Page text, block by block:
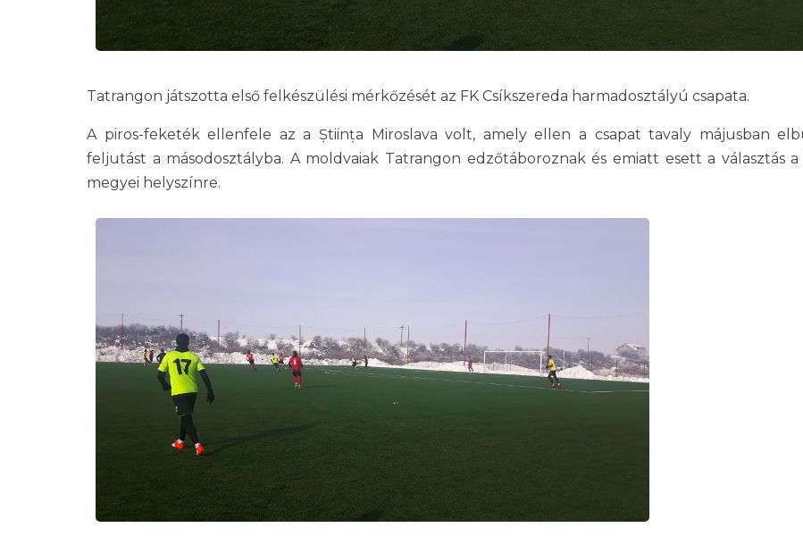
Tatrangon játszotta első felkészülési mérkőzését az FK Csíkszereda harmadosztályú csapata.
A piros-feketék ellenfele az a Știința Miroslava volt, amely ellen a csapat tavaly májusban
feljutást a másodosztályba. A moldvaiak Tatrangon edzőtáboroznak és emiatt esett a választás a
megyei helyszínre.